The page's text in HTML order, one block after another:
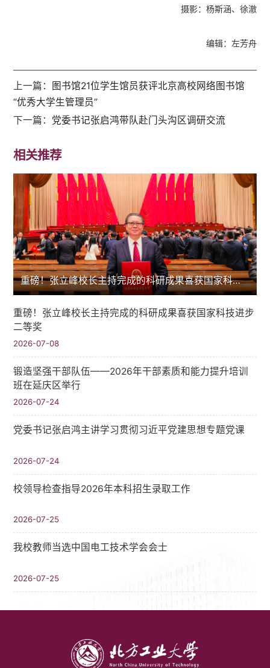
摄影：杨斯涵、徐澈
编辑：左芳舟
上一篇： 图书馆21位学生馆员获评北京高校网络图书馆
“优秀大学生管理员”
下一篇： 党委书记张启鸿带队赴门头沟区调研交流
相关推荐
重磅！张立峰校长主持完成的科研成果喜获国家科技进步二等奖
重磅！张立峰校长主持完成的科研成果喜获国家科技进步
二等奖
2026-07-08
锻造坚强干部队伍——2026年干部素质和能力提升培训
班在延庆区举行
2026-07-24
党委书记张启鸿主讲学习贯彻习近平党建思想专题党课
2026-07-24
校领导检查指导2026年本科招生录取工作
2026-07-25
我校教师当选中国电工技术学会会士
2026-07-25